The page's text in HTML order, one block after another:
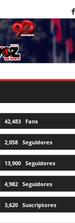
42,483 Fans
2,058 Seguidores
13,900 Seguidores
4,982 Seguidores
3,620 Suscriptores